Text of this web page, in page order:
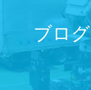
ブロ